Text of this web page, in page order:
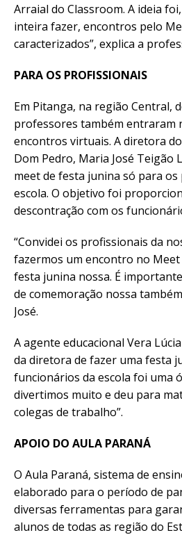
Arraial do Classroom. A ideia
inteira fazer, encontros pelo
caracterizados”, explica a
PARA OS PROFISSIONAIS
Em Pitanga, na região Central,
professores também entraram
encontros virtuais. A diretora
Dom Pedro, Maria José Teigão
meet de festa junina só para
escola. O objetivo foi
descontração com os
“Convidei os profissionais da
fazermos um encontro no
festa junina nossa. É
de comemoração nossa
José.
A agente educacional Vera
da diretora de fazer uma festa
funcionários da escola foi uma
divertimos muito e deu para
colegas de trabalho”.
APOIO DO AULA PARANÁ
O Aula Paraná, sistema de
elaborado para o período de
diversas ferramentas para
alunos de todas as região do